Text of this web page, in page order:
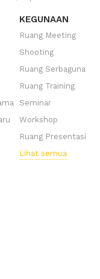
KEGUNAAN
Ruang Meeting
Shooting
Ruang Serbaguna
Ruang Training
Seminar
Workshop
Ruang Presentasi
Lihat semua